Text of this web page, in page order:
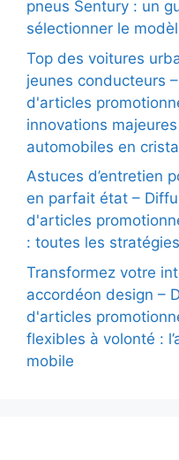
pneus Sentury : un
sélectionner le
Top des voitures
jeunes conducteurs
d'articles
innovations
automobiles en
Astuces d’entretien
en parfait état –
d'articles
: toutes les
Transformez votre
accordéon design –
d'articles
flexibles à volonté :
mobile